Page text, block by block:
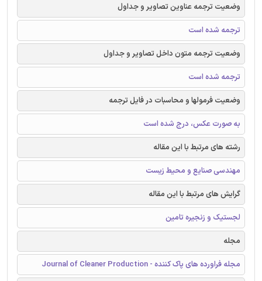
وضعیت ترجمه عناوین تصاویر و جداول
ترجمه شده است
وضعیت ترجمه متون داخل تصاویر و جداول
ترجمه شده است
وضعیت فرمولها و محاسبات در فایل ترجمه
به صورت عکس، درج شده است
رشته های مرتبط با این مقاله
مهندسی صنایع و محیط زیست
گرایش های مرتبط با این مقاله
لجستیک و زنجیره تامین
مجله
مجله فراورده های پاک کننده - Journal of Cleaner Production